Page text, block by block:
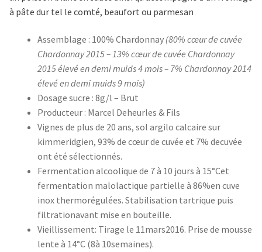
à pâte dur tel le comté, beaufort ou parmesan
Assemblage : 100% Chardonnay (80% cœur de cuvée
Chardonnay 2015 – 13% cœur de cuvée Chardonnay
2015 élevé en demi muids 4 mois – 7% Chardonnay 2014
élevé en demi muids 9 mois)
Dosage sucre : 8g/l – Brut
Producteur : Marcel Deheurles & Fils
Vignes de plus de 20 ans, sol argilo calcaire sur
kimmeridgien, 93% de cœur de cuvée et 7% decuvée
ont été sélectionnés.
Fermentation alcoolique de 7 à 10 jours à 15°Cet
fermentation malolactique partielle à 86%en cuve
inox thermorégulées. Stabilisation tartrique puis
filtrationavant mise en bouteille.
Vieillissement: Tirage le 11mars2016. Prise de mousse
lente à 14°C (8à 10semaines).